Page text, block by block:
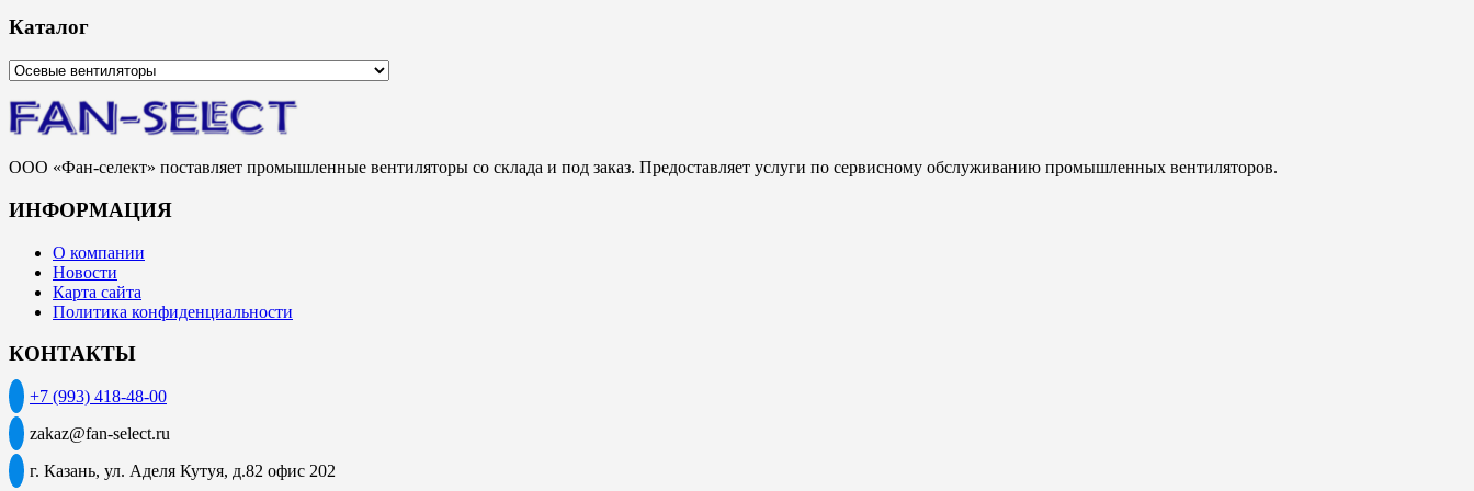
Каталог
ООО «Фан-селект» поставляет промышленные вентиляторы со склада и под заказ. Предоставляет услуги по сервисному обслуживанию промышленных вентиляторов.
ИНФОРМАЦИЯ
О компании
Новости
Карта сайта
Политика конфиденциальности
КОНТАКТЫ
+7 (993) 418-48-00
zakaz@fan-select.ru
г. Казань, ул. Аделя Кутуя, д.82 офис 202